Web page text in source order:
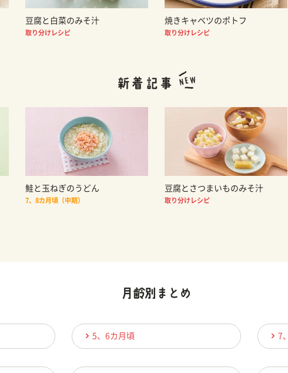
豆腐と白菜のみそ汁
取り分けレシピ
焼きキャベツのポトフ
取り分けレシピ
鮭と玉ねぎのうどん
7、8カ月頃（中期）
豆腐とさつまいものみそ汁
取り分けレシピ
5、6カ月頃 7